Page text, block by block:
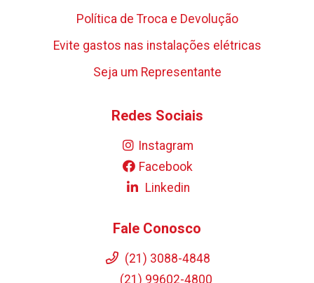
Política de Troca e Devolução
Evite gastos nas instalações elétricas
Seja um Representante
Redes Sociais
Instagram
Facebook
Linkedin
Fale Conosco
(21) 3088-4848
(21) 99602-4800